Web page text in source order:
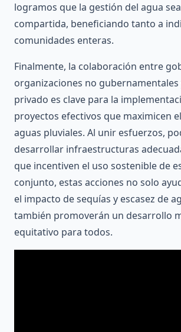
logramos que la gestión del agua
compartida, beneficiando tanto a
comunidades enteras.
Finalmente, la colaboración entre
organizaciones no gubernamentales
privado es clave para la
proyectos efectivos que maximicen
aguas pluviales. Al unir esfuerzos,
desarrollar infraestructuras
que incentiven el uso sostenible de
conjunto, estas acciones no solo
el impacto de sequías y escasez de
también promoverán un desarrollo
equitativo para todos.